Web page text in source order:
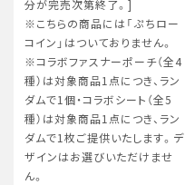
分が完売次第終了。]
※こちらの商品には「ぷちロー
コイン」はついておりません。
※コラボファスナーポーチ（全4
種）は対象商品1点につき、ラン
ダムで1個・コラボシート（全5
種）は対象商品1点につき、ラン
ダムで1枚ご提供いたします。デ
ザインはお選びいただけませ
ん。